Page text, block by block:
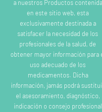
a nuestros Productos contenida
en este sitio web, esta
exclusivamente destinada a
satisfacer la necesidad de los
profesionales de la salud, de
obtener mayor información para
uso adecuado de los
medicamentos. Dicha
información, jamás podrá
el asesoramiento, diagnóstico,
indicación o consejo profesional